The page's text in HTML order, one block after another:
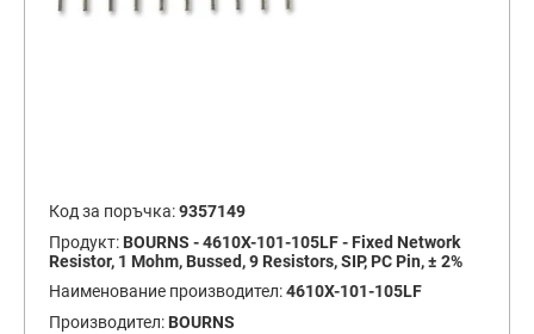
Код за поръчка:9357149
Продукт: BOURNS - 4610X-101-105LF - Fixed Network
Resistor, 1 Mohm, Bussed, 9 Resistors, SIP, PC Pin, ± 2%
Наименование производител:4610X-101-105LF
Производител: BOURNS